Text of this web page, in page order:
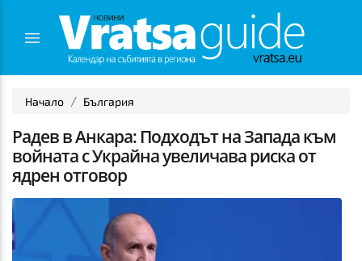
Начало България
Радев в Анкара: Подходът на Запада към
войната с Украйна увеличава риска от
ядрен отговор